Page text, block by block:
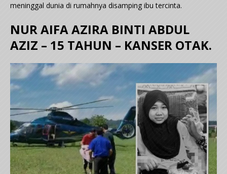
meninggal dunia di rumahnya disamping ibu tercinta.
NUR AIFA AZIRA BINTI ABDUL
AZIZ – 15 TAHUN – KANSER OTAK.